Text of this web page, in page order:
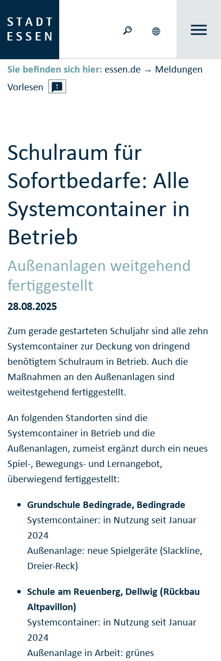
Sie befinden sich hier: essen.de → Meldungen
Vorlesen
Schulraum für
Sofortbedarfe: Alle
Systemcontainer in
Betrieb
Außenanlagen weitgehend
fertiggestellt
28.08.2025
Zum gerade gestarteten Schuljahr sind alle zehn
Systemcontainer zur Deckung von dringend
benötigtem Schulraum in Betrieb. Auch die
Maßnahmen an den Außenanlagen sind
weitestgehend fertiggestellt.
An folgenden Standorten sind die
Systemcontainer in Betrieb und die
Außenanlagen, zumeist ergänzt durch ein neues
Spiel-, Bewegungs- und Lernangebot,
überwiegend fertiggestellt:
Grundschule Bedingrade, Bedingrade
Systemcontainer: in Nutzung seit Januar
2024
Außenanlage: neue Spielgeräte (Slackline,
Dreier-Reck)
Schule am Reuenberg, Dellwig (Rückbau
Altpavillon)
Systemcontainer: in Nutzung seit Januar
2024
Außenanlage in Arbeit: grünes